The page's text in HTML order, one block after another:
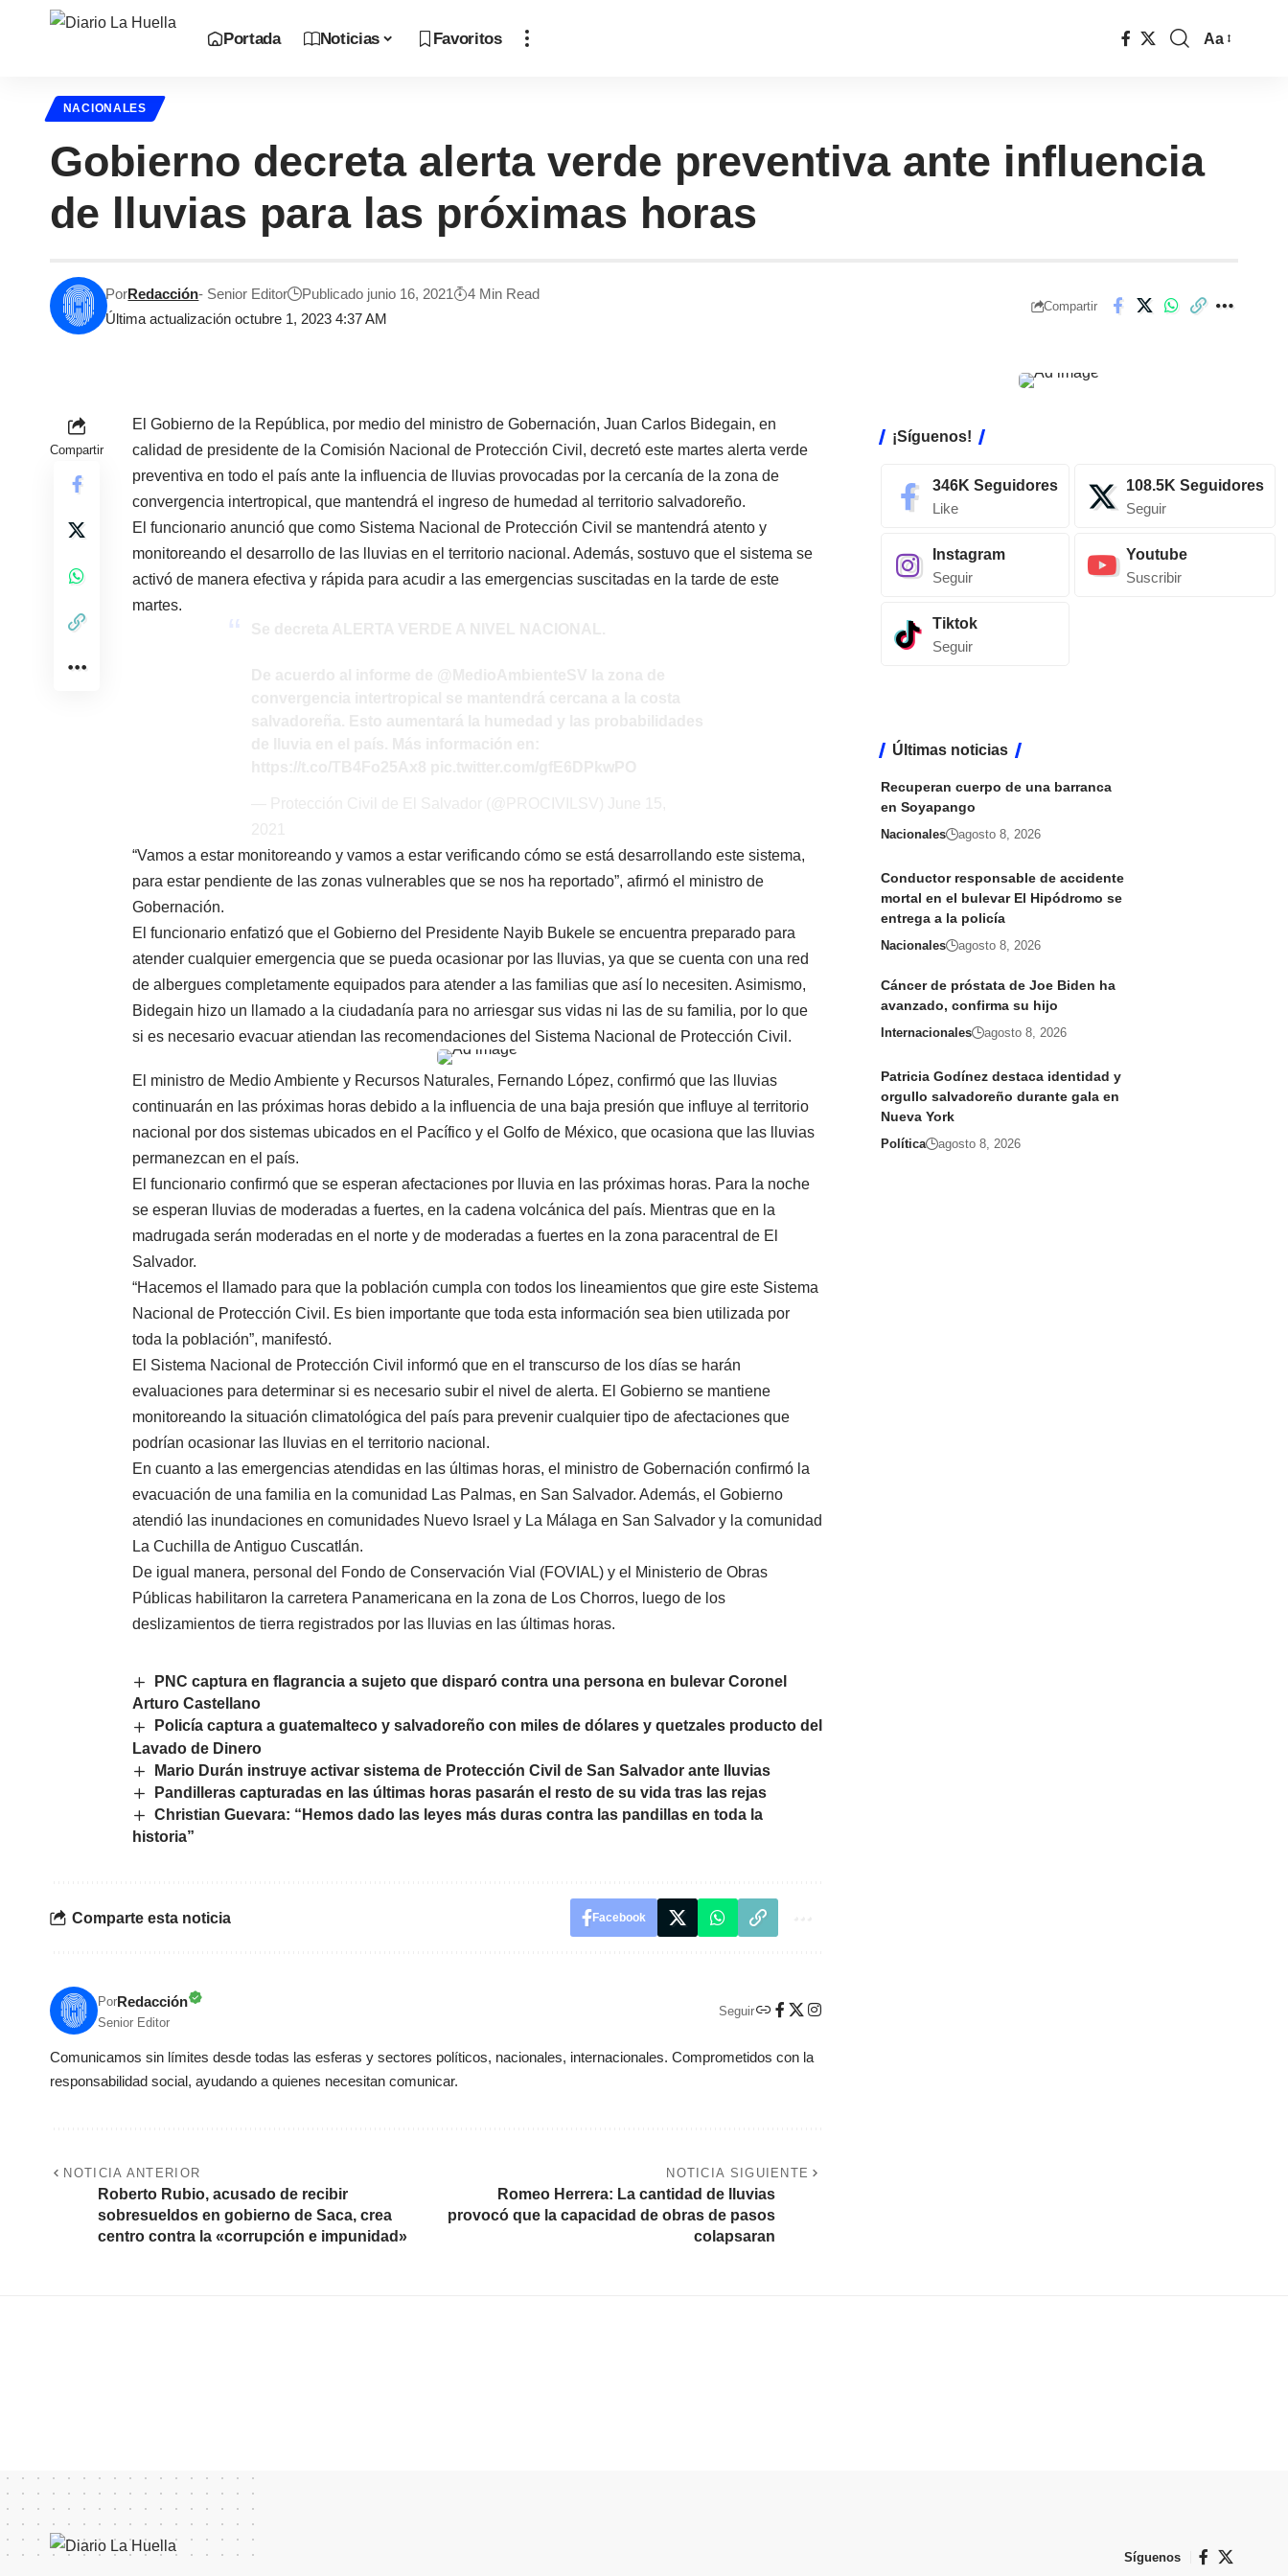
Portada Noticias Favoritos Aa
NACIONALES
Gobierno decreta alerta verde preventiva ante influencia
de lluvias para las próximas horas
Última actualización octubre 1, 2023 4:37 AM
PorRedacción- Senior Editor Publicado junio 16, 2021 4 Min Read
Compartir
Compartir
El Gobierno de la República, por medio del ministro de Gobernación, Juan Carlos Bidegain, en
calidad de presidente de la Comisión Nacional de Protección Civil, decretó este martes alerta verde
preventiva en todo el país ante la influencia de lluvias provocadas por la cercanía de la zona de
convergencia intertropical, que mantendrá el ingreso de humedad al territorio salvadoreño.
El funcionario anunció que como Sistema Nacional de Protección Civil se mantendrá atento y
monitoreando el desarrollo de las lluvias en el territorio nacional. Además, sostuvo que el sistema se
activó de manera efectiva y rápida para acudir a las emergencias suscitadas en la tarde de este
martes.
“Vamos a estar monitoreando y vamos a estar verificando cómo se está desarrollando este sistema,
para estar pendiente de las zonas vulnerables que se nos ha reportado”, afirmó el ministro de
Gobernación.
El funcionario enfatizó que el Gobierno del Presidente Nayib Bukele se encuentra preparado para
atender cualquier emergencia que se pueda ocasionar por las lluvias, ya que se cuenta con una red
de albergues completamente equipados para atender a las familias que así lo necesiten. Asimismo,
Bidegain hizo un llamado a la ciudadanía para no arriesgar sus vidas ni las de su familia, por lo que
si es necesario evacuar atiendan las recomendaciones del Sistema Nacional de Protección Civil.
El ministro de Medio Ambiente y Recursos Naturales, Fernando López, confirmó que las lluvias
continuarán en las próximas horas debido a la influencia de una baja presión que influye al territorio
nacional por dos sistemas ubicados en el Pacífico y el Golfo de México, que ocasiona que las lluvias
permanezcan en el país.
El funcionario confirmó que se esperan afectaciones por lluvia en las próximas horas. Para la noche
se esperan lluvias de moderadas a fuertes, en la cadena volcánica del país. Mientras que en la
madrugada serán moderadas en el norte y de moderadas a fuertes en la zona paracentral de El
Salvador.
“Hacemos el llamado para que la población cumpla con todos los lineamientos que gire este Sistema
Nacional de Protección Civil. Es bien importante que toda esta información sea bien utilizada por
toda la población”, manifestó.
El Sistema Nacional de Protección Civil informó que en el transcurso de los días se harán
evaluaciones para determinar si es necesario subir el nivel de alerta. El Gobierno se mantiene
monitoreando la situación climatológica del país para prevenir cualquier tipo de afectaciones que
podrían ocasionar las lluvias en el territorio nacional.
En cuanto a las emergencias atendidas en las últimas horas, el ministro de Gobernación confirmó la
evacuación de una familia en la comunidad Las Palmas, en San Salvador. Además, el Gobierno
atendió las inundaciones en comunidades Nuevo Israel y La Málaga en San Salvador y la comunidad
La Cuchilla de Antiguo Cuscatlán.
De igual manera, personal del Fondo de Conservación Vial (FOVIAL) y el Ministerio de Obras
Públicas habilitaron la carretera Panamericana en la zona de Los Chorros, luego de los
deslizamientos de tierra registrados por las lluvias en las últimas horas.
PNC captura en flagrancia a sujeto que disparó contra una persona en bulevar Coronel
Arturo Castellano
Policía captura a guatemalteco y salvadoreño con miles de dólares y quetzales producto del
Lavado de Dinero
Mario Durán instruye activar sistema de Protección Civil de San Salvador ante lluvias
Pandilleras capturadas en las últimas horas pasarán el resto de su vida tras las rejas
Christian Guevara: “Hemos dado las leyes más duras contra las pandillas en toda la
historia”
Comparte esta noticia Facebook
PorRedacción
Senior Editor
Seguir
Comunicamos sin límites desde todas las esferas y sectores políticos, nacionales, internacionales. Comprometidos con la
responsabilidad social, ayudando a quienes necesitan comunicar.
NOTICIA ANTERIOR
Roberto Rubio, acusado de recibir
sobresueldos en gobierno de Saca, crea
centro contra la «corrupción e impunidad»
NOTICIA SIGUIENTE
Romeo Herrera: La cantidad de lluvias
provocó que la capacidad de obras de pasos
colapsaran
¡Síguenos!
346K Seguidores
Like
108.5K Seguidores
Seguir
Instagram
Seguir
Youtube
Suscribir
Tiktok
Seguir
Últimas noticias
Recuperan cuerpo de una barranca
en Soyapango
Nacionales agosto 8, 2026
Conductor responsable de accidente
mortal en el bulevar El Hipódromo se
entrega a la policía
Nacionales agosto 8, 2026
Cáncer de próstata de Joe Biden ha
avanzado, confirma su hijo
Internacionales agosto 8, 2026
Patricia Godínez destaca identidad y
orgullo salvadoreño durante gala en
Nueva York
Política agosto 8, 2026
Síguenos